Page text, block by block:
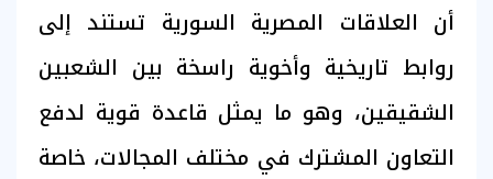
أن العلاقات المصرية السورية تستند إلى
روابط تاريخية وأخوية راسخة بين الشعبين
الشقيقين، وهو ما يمثل قاعدة قوية لدفع
التعاون المشترك في مختلف المجالات، خاصة